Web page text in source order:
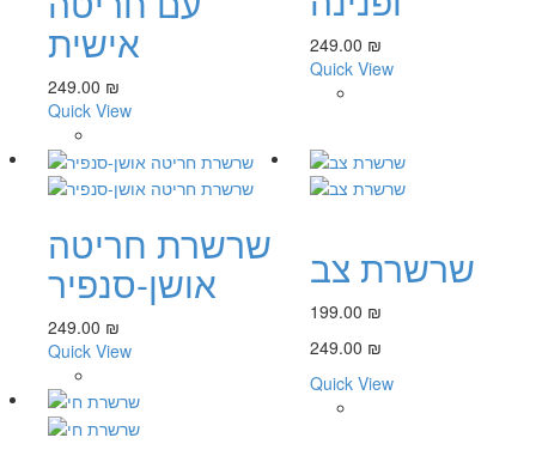
249.00 ₪
Quick View
אישית
249.00 ₪
Quick View
שרשרת צב
199.00 ₪
249.00 ₪
Quick View
שרשרת חריטה
אושן-סנפיר
249.00 ₪
Quick View